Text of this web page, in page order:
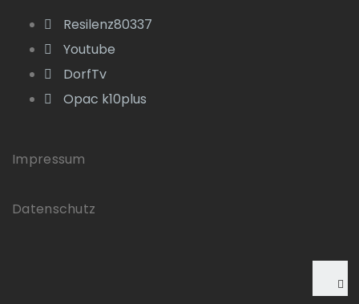
Resilenz80337
Youtube
DorfTv
Opac k10plus
Impressum
Datenschutz